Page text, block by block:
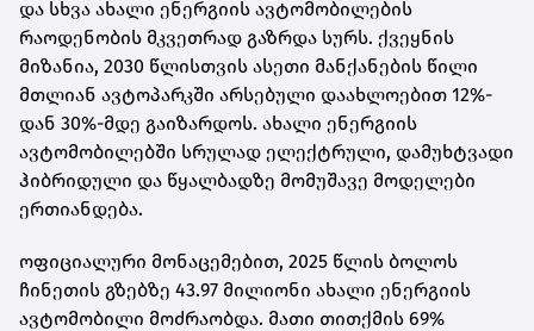
და სხვა ახალი ენერგიის ავტომობილების
რაოდენობის მკვეთრად გაზრდა სურს. ქვეყნის
მიზანია, 2030 წლისთვის ასეთი მანქანების წილი
მთლიან ავტოპარკში არსებული დაახლოებით 12%-
დან 30%-მდე გაიზარდოს. ახალი ენერგიის
ავტომობილებში სრულად ელექტრული, დამუხტვადი
ჰიბრიდული და წყალბადზე მომუშავე მოდელები
ერთიანდება.
ოფიციალური მონაცემებით, 2025 წლის ბოლოს
ჩინეთის გზებზე 43.97 მილიონი ახალი ენერგიის
ავტომობილი მოძრაობდა. მათი თითქმის 69%